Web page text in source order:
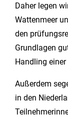
Daher legen
Wattenmeer
den
Grundlagen
Handling
Außerdem
in den